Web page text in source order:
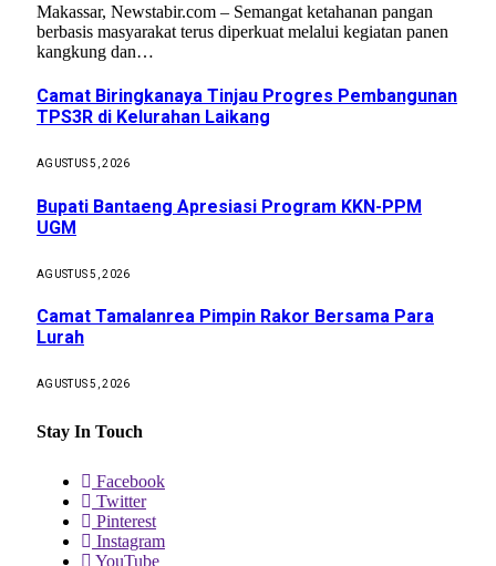
Makassar, Newstabir.com – Semangat ketahanan pangan
berbasis masyarakat terus diperkuat melalui kegiatan panen
kangkung dan…
Camat Biringkanaya Tinjau Progres Pembangunan
TPS3R di Kelurahan Laikang
AGUSTUS 5, 2026
Bupati Bantaeng Apresiasi Program KKN-PPM
UGM
AGUSTUS 5, 2026
Camat Tamalanrea Pimpin Rakor Bersama Para
Lurah
AGUSTUS 5, 2026
Stay In Touch
Facebook
Twitter
Pinterest
Instagram
YouTube